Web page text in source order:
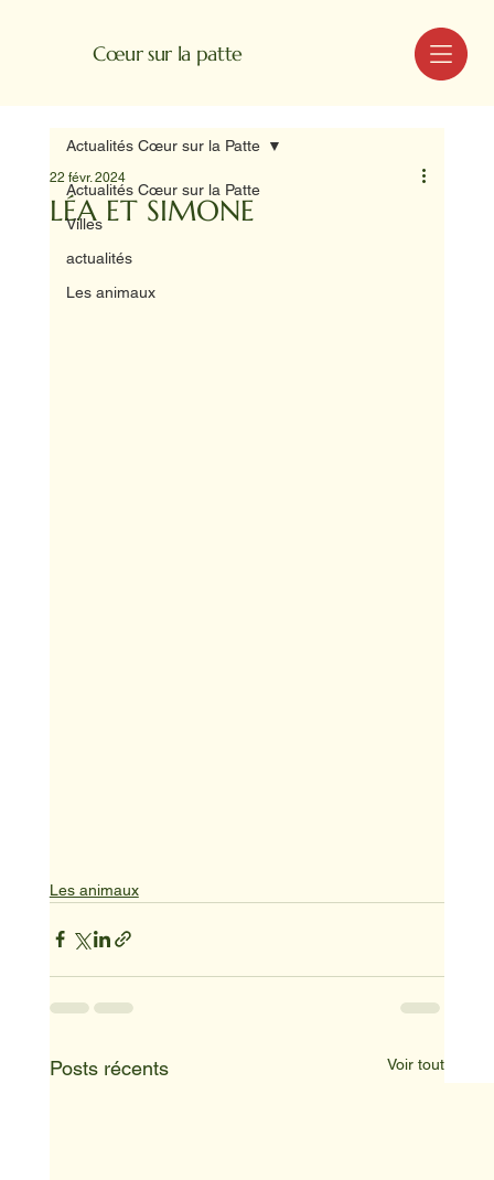
Cœur sur la patte MENU
Actualités Cœur sur la Patte
Villes
actualités
Les animaux
Actualités Cœur sur la Patte
LÉA ET SIMONE
22 févr. 2024
Les animaux
Posts récents Voir tout